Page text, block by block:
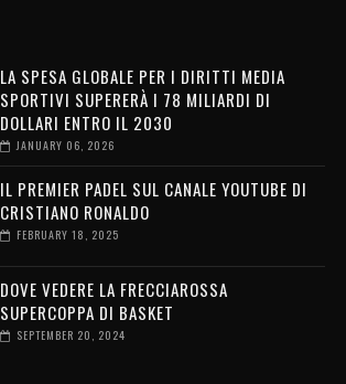
LA SPESA GLOBALE PER I DIRITTI MEDIA
SPORTIVI SUPERERÀ I 78 MILIARDI DI
DOLLARI ENTRO IL 2030
JANUARY 06, 2026
IL PREMIER PADEL SUL CANALE YOUTUBE DI
CRISTIANO RONALDO
FEBRUARY 18, 2025
DOVE VEDERE LA FRECCIAROSSA
SUPERCOPPA DI BASKET
SEPTEMBER 20, 2024